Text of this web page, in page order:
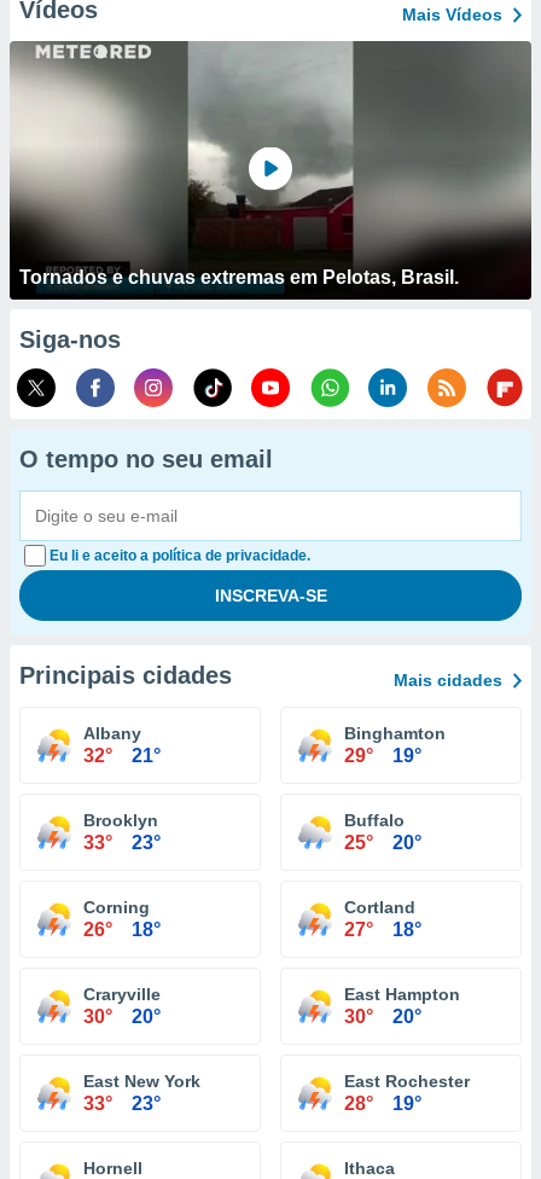
Vídeos Mais Vídeos
Tornados e chuvas extremas em Pelotas, Brasil.
Siga-nos
O tempo no seu email
Eu li e aceito a política de privacidade.
Principais cidades Mais cidades
Albany
32° 21°
Binghamton
29° 19°
Brooklyn
33° 23°
Buffalo
25° 20°
Corning
26° 18°
Cortland
27° 18°
Craryville
30° 20°
East Hampton
30° 20°
East New York
33° 23°
East Rochester
28° 19°
Hornell Ithaca